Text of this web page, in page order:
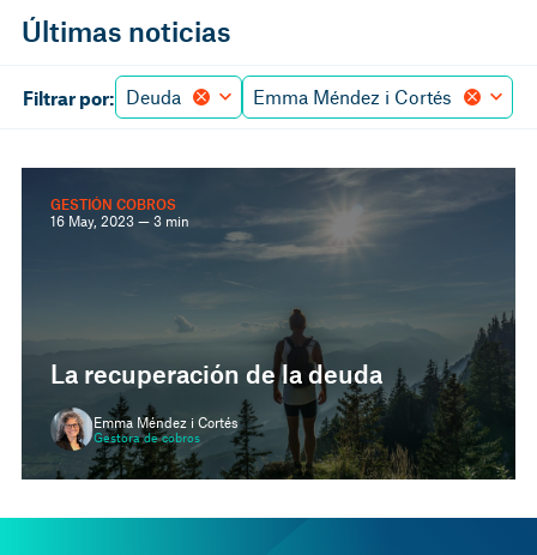
Últimas noticias
Filtrar por: Deuda Emma Méndez i Cortés
La recuperación de la deuda
Emma Méndez i Cortés
Gestora de cobros
GESTIÓN COBROS
16 May, 2023 — 3 min